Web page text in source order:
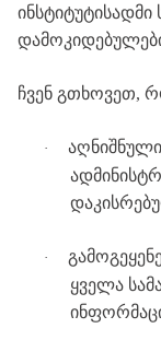
ინსტიტუტისადმი
ჩვენ გთხოვეთ,
· აღნიშნული
·
ყველა